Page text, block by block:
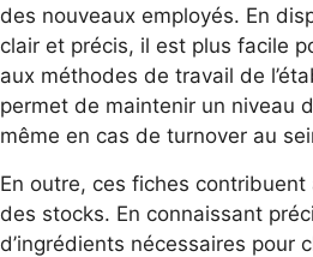
des nouveaux employés. En
clair et précis, il est plus facile
aux méthodes de travail de
permet de maintenir un niveau
même en cas de turnover au
En outre, ces fiches
des stocks. En connaissant
d’ingrédients nécessaires pour